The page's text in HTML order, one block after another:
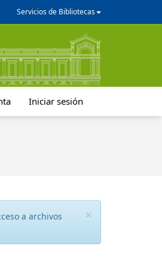
Servicios de Bibliotecas
Iniciar sesión
×
a archivos